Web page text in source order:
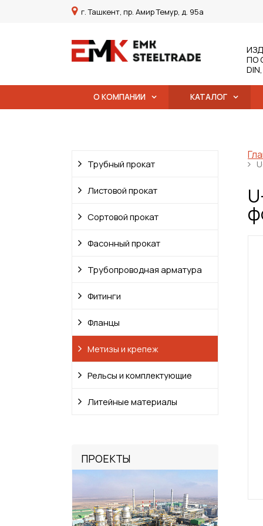
г. Ташкент, пр. Амир Темур, д. 95а
ПО
О КОМПАНИИ КАТАЛОГ
Трубный прокат
Листовой прокат
Сортовой прокат
Фасонный прокат
Трубопроводная арматура
Фитинги
Фланцы
Метизы и крепеж
Рельсы и комплектующие
Литейные материалы
ПРОЕКТЫ